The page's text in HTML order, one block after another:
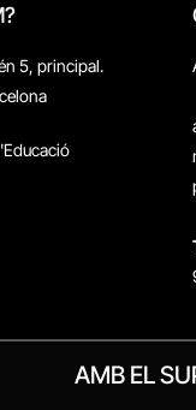
5, principal.
AMB EL